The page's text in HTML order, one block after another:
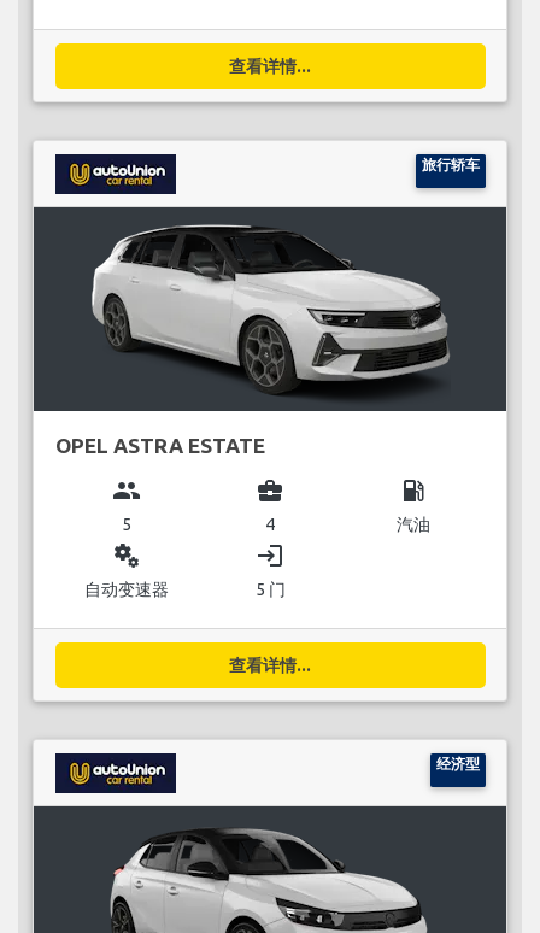
查看详情...
旅行轿车
OPEL ASTRA ESTATE
group
5
business_center
4
local_gas_station
汽油
miscellaneous_services
自动变速器
login
5 门
查看详情...
经济型